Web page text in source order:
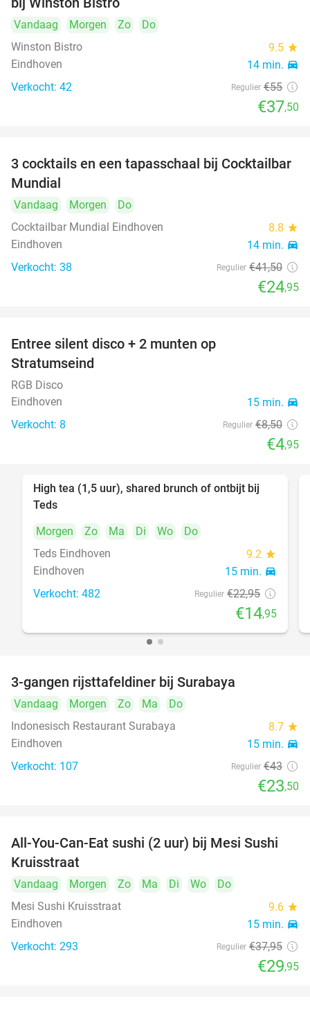
Vandaag Morgen Zo
Do
Winston Bistro
9.5 star
Eindhoven 14 min. directions_car
Verkocht: 42 Regulier €55
€37,50
40%
3 cocktails en een tapasschaal bij Cocktailbar
Mundial
Vandaag Morgen
Do
Cocktailbar Mundial Eindhoven
8.8 star
Eindhoven 14 min. directions_car
Verkocht: 38 Regulier €41,50
€24,95
Entree silent disco + 2 munten op
Stratumseind
RGB Disco
Eindhoven
15 min. directions_car
Verkocht: 8 Regulier €8,50
€4,95
35%
High tea (1,5 uur), shared brunch of ontbijt bij
Teds
Morgen
Zo Ma Di Wo
Do
Teds Eindhoven
9.2 star
Eindhoven 15 min. directions_car
Verkocht: 482 Regulier €22,95
€14,95
3-gangen rijsttafeldiner bij Surabaya
Vandaag Morgen Zo Ma
Do
Indonesisch Restaurant Surabaya
8.7 star
Eindhoven 15 min. directions_car
Verkocht: 107 Regulier €43
€23,50
21%
All-You-Can-Eat sushi (2 uur) bij Mesi Sushi
Kruisstraat
Vandaag Morgen Zo Ma Di Wo
Do
Mesi Sushi Kruisstraat
9.6 star
Eindhoven 15 min. directions_car
Verkocht: 293 Regulier €37,95
€29,95